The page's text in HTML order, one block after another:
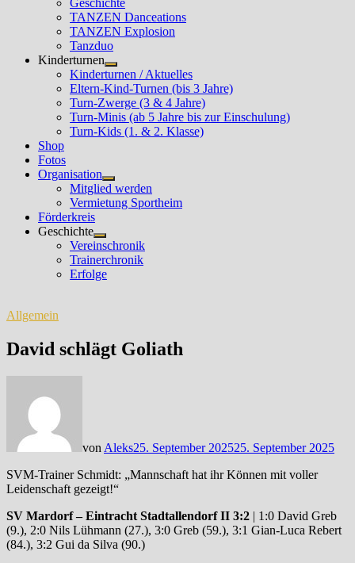
Geschichte
TANZEN Danceations
TANZEN Explosion
Tanzduo
Kinderturnen
Untermenü
anzeigen
Kinderturnen / Aktuelles
Eltern-Kind-Turnen (bis 3 Jahre)
Turn-Zwerge (3 & 4 Jahre)
Turn-Minis (ab 5 Jahre bis zur Einschulung)
Turn-Kids (1. & 2. Klasse)
Shop
Fotos
Organisation
Untermenü
anzeigen
Mitglied werden
Vermietung Sportheim
Förderkreis
Geschichte
Untermenü
anzeigen
Vereinschronik
Trainerchronik
Erfolge
Allgemein
David schlägt Goliath
von Aleks25. September 202525. September 2025
SVM-Trainer Schmidt: „Mannschaft hat ihr Können mit voller
Leidenschaft gezeigt!“
SV Mardorf – Eintracht Stadtallendorf II 3:2 | 1:0 David Greb
(9.), 2:0 Nils Lühmann (27.), 3:0 Greb (59.), 3:1 Gian-Luca Rebert
(84.), 3:2 Gui da Silva (90.)